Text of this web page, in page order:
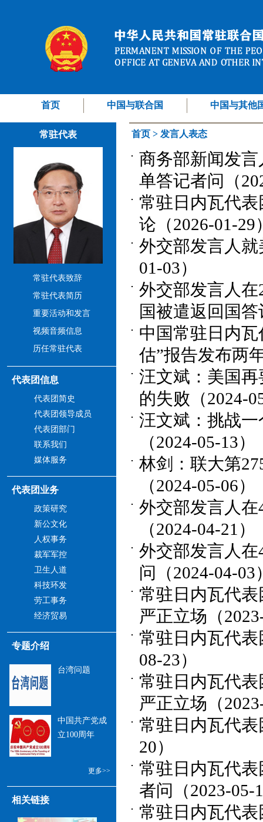
首页 中国与联合国 中国与其他
常驻代表
常驻代表致辞
常驻代表简历
重要活动和发言
视频音频信息
历任常驻代表
代表团信息
代表团简史
代表团领导成员
代表团部门
联系我们
媒体服务
代表团业务
政策研究
新公文化
人权事务
裁军军控
卫生人道
科技环发
劳工事务
经济贸易
专题介绍
台湾问题
中国共产党成
立100周年
更多>>
相关链接
首页 > 发言人表态
商务部新闻发
单答记者问（
常驻日内瓦代
论（2026-01-29
外交部发言人
01-03）
外交部发言人
国被遣返回国
中国常驻日内
估”报告发布两
汪文斌：美国再
的失败（2024-
汪文斌：挑战
（2024-05-13）
林剑：联大第
（2024-05-06）
外交部发言人
（2024-04-21）
外交部发言人
问（2024-04-03
常驻日内瓦代
严正立场（
常驻日内瓦代
08-23）
常驻日内瓦代
严正立场（
常驻日内瓦代
20）
常驻日内瓦代
者问（2023-05-
常驻日内瓦代